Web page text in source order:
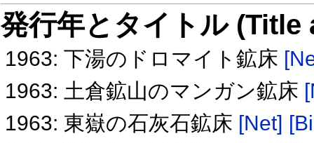
発行年とタイトル
1963: 下湯のドロマイト鉱床
1963: 土倉鉱山のマンガン鉱床
1963: 東嶽の石灰石鉱床 [Net]